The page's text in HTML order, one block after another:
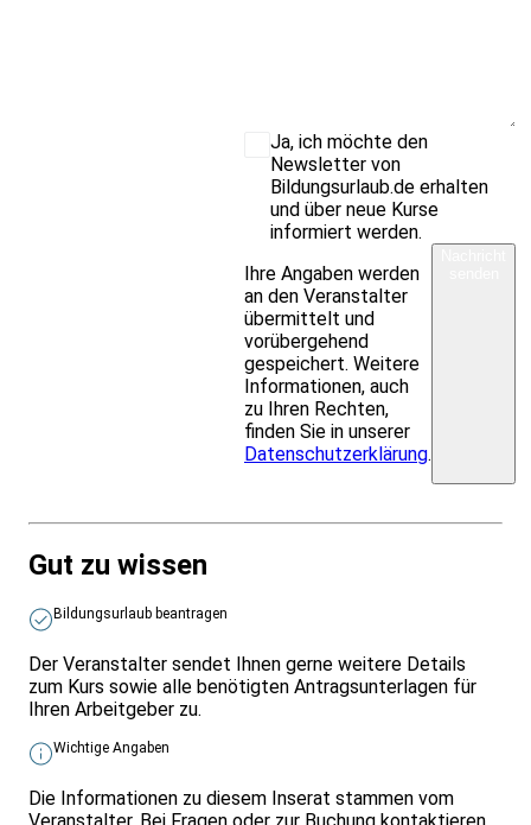
Ja, ich möchte den
Newsletter von
Bildungsurlaub.de erhalten
und über neue Kurse
informiert werden.
Ihre Angaben werden
an den Veranstalter
übermittelt und
vorübergehend
gespeichert. Weitere
Informationen, auch
zu Ihren Rechten,
finden Sie in unserer
Datenschutzerklärung.
Gut zu wissen
Bildungsurlaub beantragen
Der Veranstalter sendet Ihnen gerne weitere Details
zum Kurs sowie alle benötigten Antragsunterlagen für
Ihren Arbeitgeber zu.
Wichtige Angaben
Die Informationen zu diesem Inserat stammen vom